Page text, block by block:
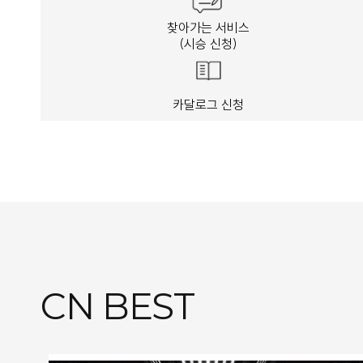
찾아가는 서비스
(시승 신청)
카달로그 신청
CN BEST